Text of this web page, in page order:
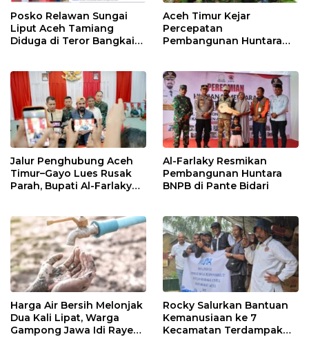
Posko Relawan Sungai
Liput Aceh Tamiang
Diduga di Teror Bangkai
Aceh Timur Kejar
Percepatan
Pembangunan Huntara
Jalur Penghubung Aceh
Timur–Gayo Lues Rusak
Parah, Bupati Al-Farlaky
Al-Farlaky Resmikan
Pembangunan Huntara
BNPB di Pante Bidari
Harga Air Bersih Melonjak
Dua Kali Lipat, Warga
Gampong Jawa Idi Rayeuk
Rocky Salurkan Bantuan
Kemanusiaan ke 7
Kecamatan Terdampak